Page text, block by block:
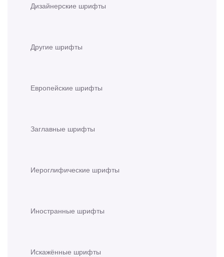
Дизайнерские шрифты
Другие шрифты
Европейские шрифты
Заглавные шрифты
Иероглифические шрифты
Иностранные шрифты
Искажённые шрифты